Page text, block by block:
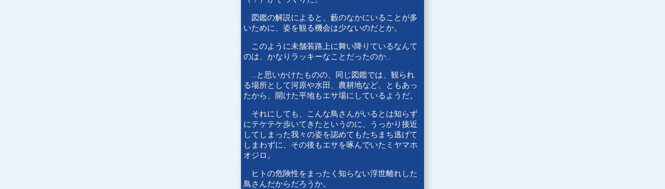
図鑑の解説によると、藪のなかにいることが多
いために、姿を観る機会は少ないのだとか。
このように未舗装路上に舞い降りているなんて
のは、かなりラッキーなことだったのか…
…と思いかけたものの、同じ図鑑では、観られ
る場所として河原や水田、農耕地など、ともあっ
たから、開けた平地もエサ場にしているようだ。
それにしても、こんな鳥さんがいるとは知らず
にテケテケ歩いてきたというのに、うっかり接近
してしまった我々の姿を認めてもたちまち逃げて
しまわずに、その後もエサを啄んでいたミヤマホ
オジロ。
ヒトの危険性をまったく知らない浮世離れした
鳥さんだからだろうか。